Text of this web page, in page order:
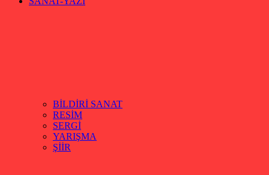
BİLDİRİ SANAT
RESİM
SERGİ
YARIŞMA
ŞİİR